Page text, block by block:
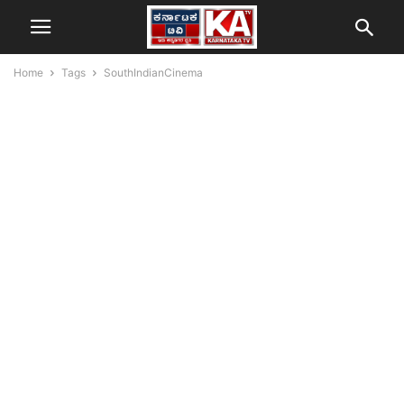
Home Tags SouthIndianCinema